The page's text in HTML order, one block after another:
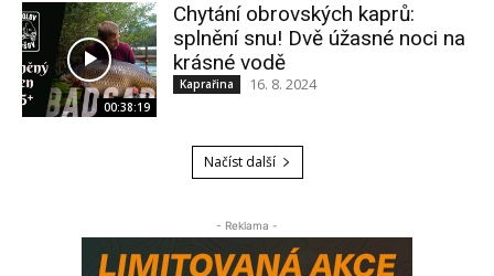
00:38:19
Chytání obrovských kaprů:
splnění snu! Dvě úžasné noci na
krásné vodě
Kaprařina 16. 8. 2024
Načíst další
- Reklama -